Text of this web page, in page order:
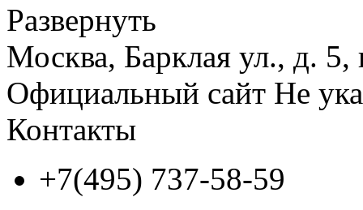
Развернуть
Москва, Барклая ул., д. 5,
Официальный сайт Не
Контакты
+7(495) 737-58-59